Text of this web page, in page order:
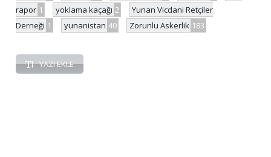
rapor 1 yoklama kaçağı 2
Yunan Vicdani Retçiler
Derneği 1 yunanistan 40 Zorunlu Askerlik 183
YAZI EKLE